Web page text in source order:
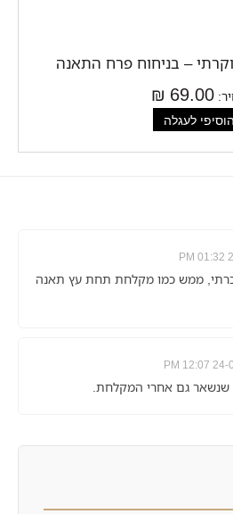
– בניחוח פרח התאנה
69.00 ₪
ממש כמו מקלחת תחת עץ תאנה
24-06-
שנשאר גם אחרי המקלחת.